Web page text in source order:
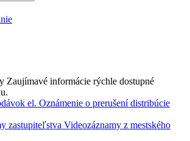
Zaujímavé informácie rýchle dostupné
el. Oznámenie o prerušení distribúcie
zastupiteľstva Videozáznamy z mestského